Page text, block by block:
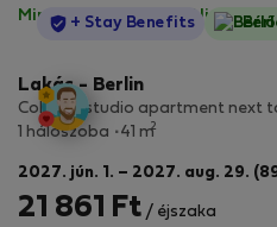
Minden díj benne van·Nincs
StayProtection
+ Stay Benefits
Lakás - Berlin
Colorful studio apartment next to
1 hálószoba
41 m2
2027. jún. 1. – 2027. aug. 29.
21 861 Ft / éjszaka